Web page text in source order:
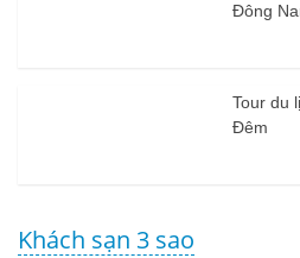
Đông
Tour du
Đêm
Khách sạn 3 sao